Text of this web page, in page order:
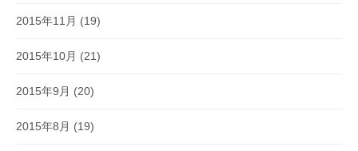
2015年11月 (19)
2015年10月 (21)
2015年9月 (20)
2015年8月 (19)